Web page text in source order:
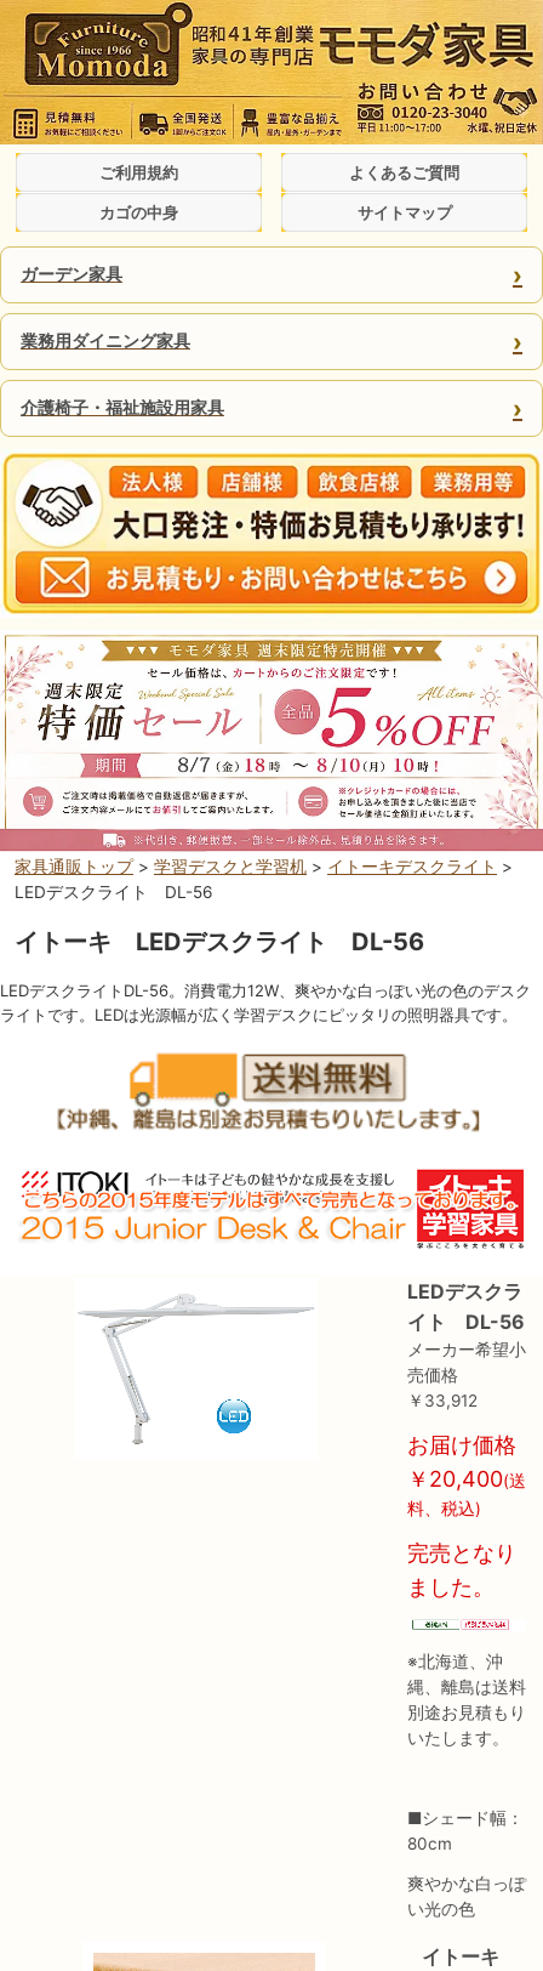
ご利用規約 よくあるご質問
カゴの中身 サイトマップ
ガーデン家具 ›
業務用ダイニング家具 ›
介護椅子・福祉施設用家具 ›
家具通販トップ> 学習デスクと学習机 > イトーキデスクライト >
LEDデスクライト DL-56
イトーキ LEDデスクライト DL-56
LEDデスクライトDL-56。消費電力12W、爽やかな白っぽい光の色のデスク
ライトです。LEDは光源幅が広く学習デスクにピッタリの照明器具です。
LEDデスクラ
イト DL-56
メーカー希望小
売価格
￥33,912
お届け価格
￥20,400(送
料、税込)
完売となり
ました。
※北海道、沖
縄、離島は送料
別途お見積もり
いたします。
■シェード幅：
80cm
爽やかな白っぽ
い光の色
イトーキ